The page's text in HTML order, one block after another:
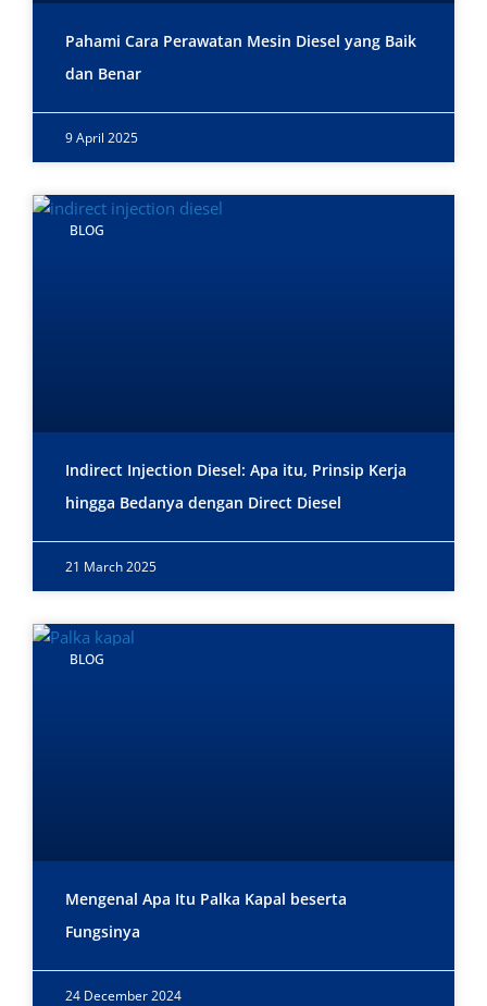
Pahami Cara Perawatan Mesin Diesel yang Baik
dan Benar
9 April 2025
BLOG
Indirect Injection Diesel: Apa itu, Prinsip Kerja
hingga Bedanya dengan Direct Diesel
21 March 2025
BLOG
Mengenal Apa Itu Palka Kapal beserta
Fungsinya
24 December 2024